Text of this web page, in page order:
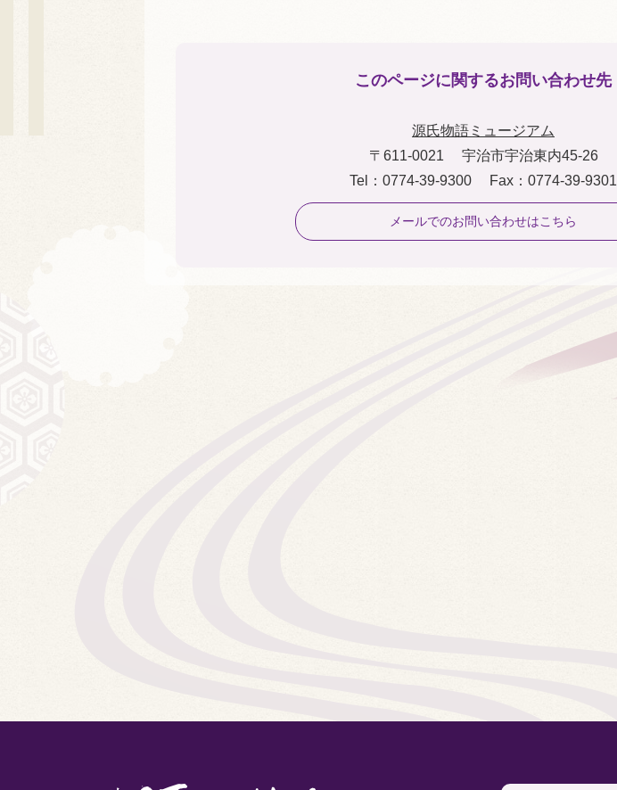
このページに関するお問い合わせ先
源氏物語ミュージアム
〒611-0021
宇治市宇治東内45-26
Tel：0774-39-9300
Fax：0774-39-9301
メールでのお問い合わせはこちら